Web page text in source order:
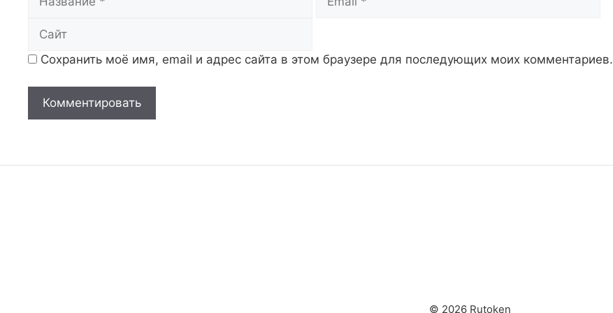
Сохранить моё имя, email и адрес сайта в этом браузере для последующих моих комментариев.
© 2026 Rutoken